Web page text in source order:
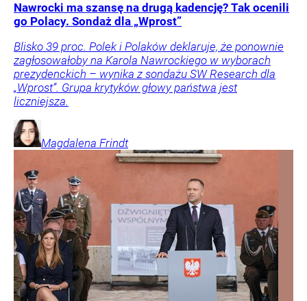
Nawrocki ma szansę na drugą kadencję? Tak ocenili
go Polacy. Sondaż dla „Wprost”
Blisko 39 proc. Polek i Polaków deklaruje, że ponownie
zagłosowałoby na Karola Nawrockiego w wyborach
prezydenckich – wynika z sondażu SW Research dla
„Wprost”. Grupa krytyków głowy państwa jest
liczniejsza.
Magdalena Frindt